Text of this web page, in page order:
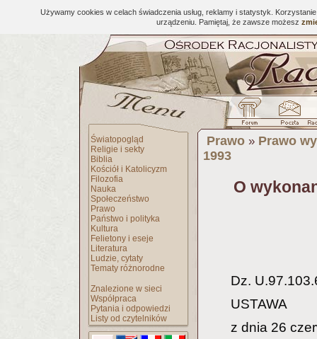
Używamy cookies w celach świadczenia usług, reklamy i statystyk.
urządzeniu. Pamiętaj, że zawsze możesz
Światopogląd
Religie i sekty
Biblia
Kościół i Katolicyzm
Filozofia
Nauka
Społeczeństwo
Prawo
Państwo i polityka
Kultura
Felietony i eseje
Literatura
Ludzie, cytaty
Tematy różnorodne
Znalezione w sieci
Współpraca
Pytania i odpowiedzi
Listy od czytelników
Prawo » Prawo
1993
O
Dz.
USTAWA
z dnia 26